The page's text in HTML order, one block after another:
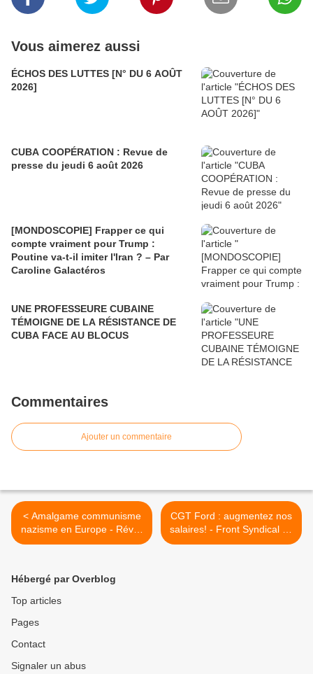
Vous aimerez aussi
ÉCHOS DES LUTTES [N° DU 6 AOÛT
2026]
CUBA COOPÉRATION : Revue de
presse du jeudi 6 août 2026
[MONDOSCOPIE] Frapper ce qui
compte vraiment pour Trump :
Poutine va-t-il imiter l'Iran ? – Par
Caroline Galactéros
UNE PROFESSEURE CUBAINE
TÉMOIGNE DE LA RÉSISTANCE DE
CUBA FACE AU BLOCUS
Commentaires
Ajouter un commentaire
< Amalgame communisme
nazisme en Europe - Réveil
Communiste
CGT Ford : augmentez nos
salaires! - Front Syndical de
Classe >
Hébergé par Overblog
Top articles
Pages
Contact
Signaler un abus